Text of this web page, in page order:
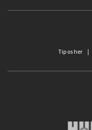
Tip os her |